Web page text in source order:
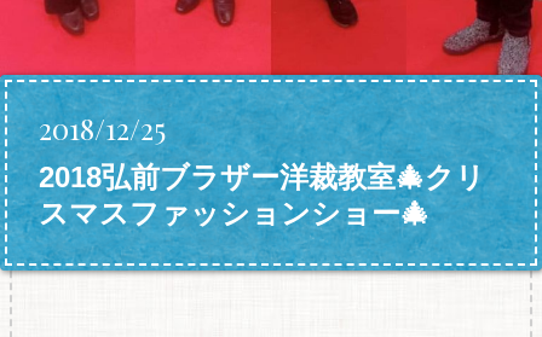
2018/12/25
2018弘前ブラザー洋裁教室🎄クリ
スマスファッションショー🎄